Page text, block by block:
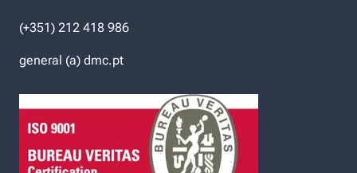
(+351) 212 418 986
general (a) dmc.pt